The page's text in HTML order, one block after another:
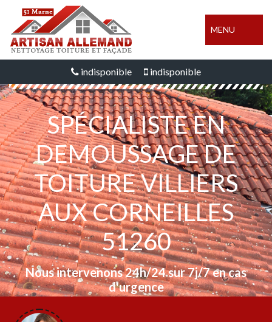
MENU
indisponible indisponible
SPÉCIALISTE EN
DEMOUSSAGE DE
TOITURE VILLIERS
AUX CORNEILLES
51260
Nous intervenons 24h/24 sur 7j/7 en cas
d'urgence